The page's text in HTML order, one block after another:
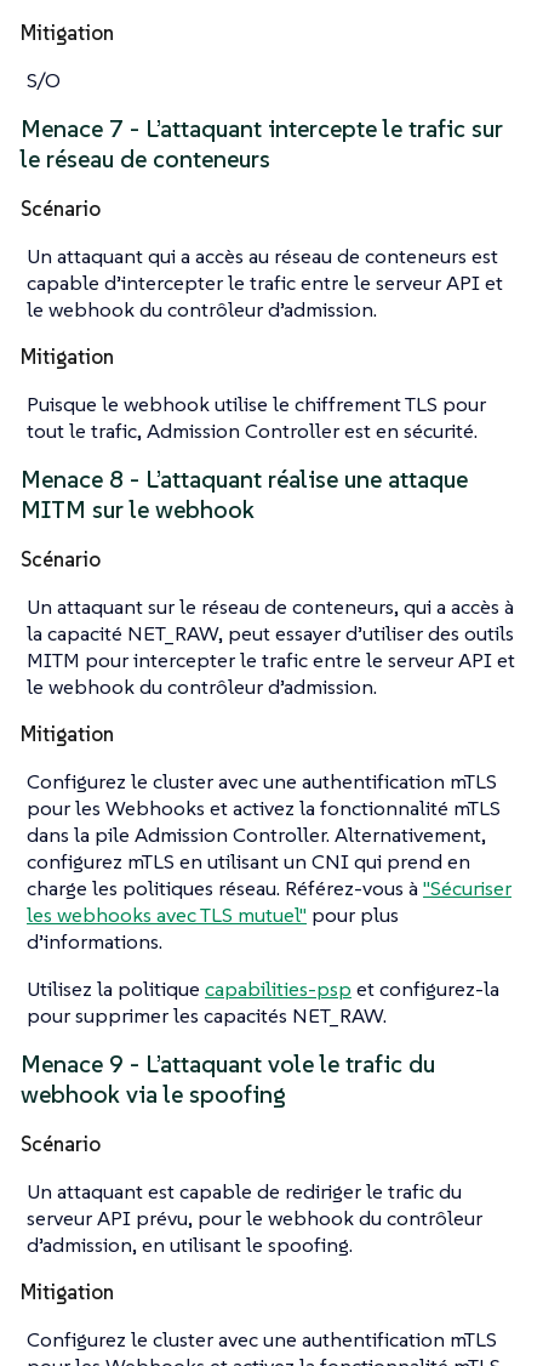
Mitigation
S/O
Menace 7 - L’attaquant intercepte le trafic sur
le réseau de conteneurs
Scénario
Un attaquant qui a accès au réseau de conteneurs est
capable d’intercepter le trafic entre le serveur API et
le webhook du contrôleur d’admission.
Mitigation
Puisque le webhook utilise le chiffrement TLS pour
tout le trafic, Admission Controller est en sécurité.
Menace 8 - L’attaquant réalise une attaque
MITM sur le webhook
Scénario
Un attaquant sur le réseau de conteneurs, qui a accès à
la capacité NET_RAW, peut essayer d’utiliser des outils
MITM pour intercepter le trafic entre le serveur API et
le webhook du contrôleur d’admission.
Mitigation
Configurez le cluster avec une authentification mTLS
pour les Webhooks et activez la fonctionnalité mTLS
dans la pile Admission Controller. Alternativement,
configurez mTLS en utilisant un CNI qui prend en
charge les politiques réseau. Référez-vous à "Sécuriser
les webhooks avec TLS mutuel" pour plus
d’informations.
Utilisez la politique capabilities-psp et configurez-la
pour supprimer les capacités NET_RAW.
Menace 9 - L’attaquant vole le trafic du
webhook via le spoofing
Scénario
Un attaquant est capable de rediriger le trafic du
serveur API prévu, pour le webhook du contrôleur
d’admission, en utilisant le spoofing.
Mitigation
Configurez le cluster avec une authentification mTLS